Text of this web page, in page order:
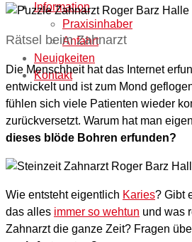
Information
Praxisinhaber
Anfahrt
Neuigkeiten
Kontakt
Rätsel beim Zahnarzt
Die Menschheit hat das Internet
entwickelt und ist zum Mond
fühlen sich viele Patienten wieder
zurückversetzt. Warum hat man
dieses blöde Bohren erfunden?
Wie entsteht eigentlich Karies? Gibt
das alles immer so wehtun und was
Zahnarzt die ganze Zeit? Fragen